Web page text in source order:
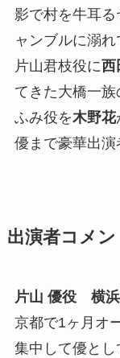
影で村を牛耳
ャンブルに溺
片山君枝役に西
てきた大橋一
ふみ役を木野花
優まで豪華出演
出演者コメン
片山 優役 横
京都で1ヶ月オ
集中して優と